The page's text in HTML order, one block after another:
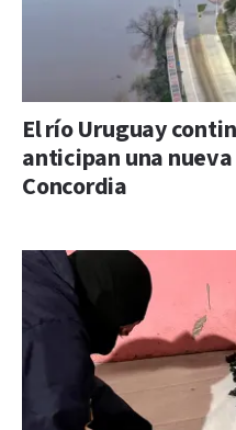
El río Uruguay
anticipan una
Concordia